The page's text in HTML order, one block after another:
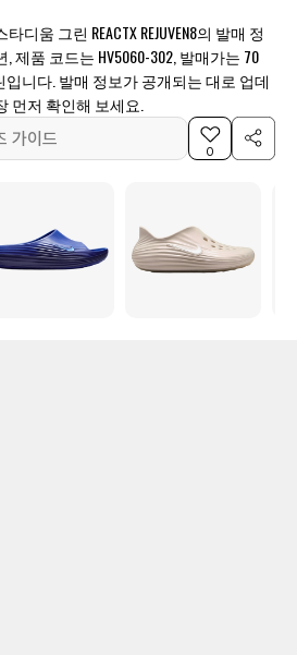
디움 그린 REACTX REJUVEN8의 발매 정
제품 코드는 HV5060-302, 발매가는 70
입니다. 발매 정보가 공개되는 대로 업데
먼저 확인해 보세요.
가이드
0